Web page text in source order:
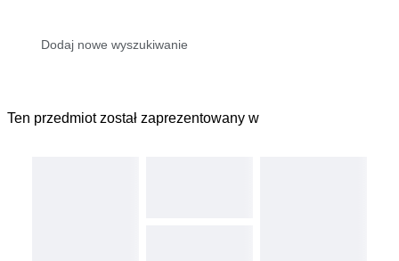
Ten przedmiot został zaprezentowany w